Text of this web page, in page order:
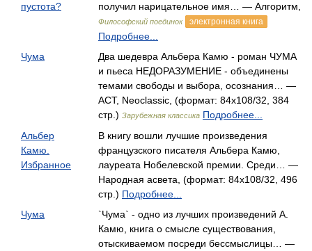
пустота?
получил нарицательное имя… — Алгоритм,
Философский поединок электронная книга
Подробнее...
Чума
Два шедевра Альбера Камю - роман ЧУМА
и пьеса НЕДОРАЗУМЕНИЕ - объединены
темами свободы и выбора, осознания… —
АСТ, Neoclassic, (формат: 84x108/32, 384
стр.) Зарубежная классика Подробнее...
Альбер
Камю.
Избранное
В книгу вошли лучшие произведения
французского писателя Альбера Камю,
лауреата Нобелевской премии. Среди… —
Народная асвета, (формат: 84x108/32, 496
стр.) Подробнее...
Чума
`Чума` - одно из лучших произведений А.
Камю, книга о смысле существования,
отыскиваемом посреди бессмыслицы… —